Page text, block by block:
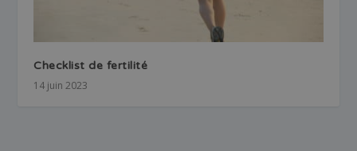
Checklist de fertilité
14 juin 2023